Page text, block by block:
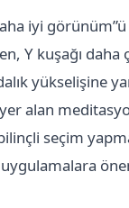
iyi
Y kuşağı daha
yükselişine
yer alan
seçim